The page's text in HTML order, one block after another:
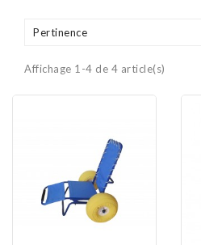
Pertinence
Affichage 1-4 de 4 article(s)